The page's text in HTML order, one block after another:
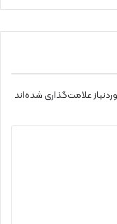
علامت‌گذاری شده‌اند